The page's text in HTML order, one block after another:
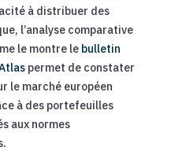
à distribuer des
l’analyse comparative
le montre le bulletin
permet de constater
le marché européen
à des portefeuilles
aux normes